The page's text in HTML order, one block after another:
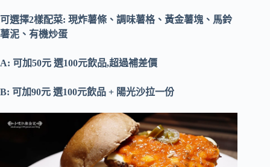
可選擇2樣配菜: 現炸薯條、調味薯格、黃金薯塊、馬鈴
薯泥、有機炒蛋
A: 可加50元 選100元飲品,超過補差價
B: 可加90元 選100元飲品 + 陽光沙拉一份